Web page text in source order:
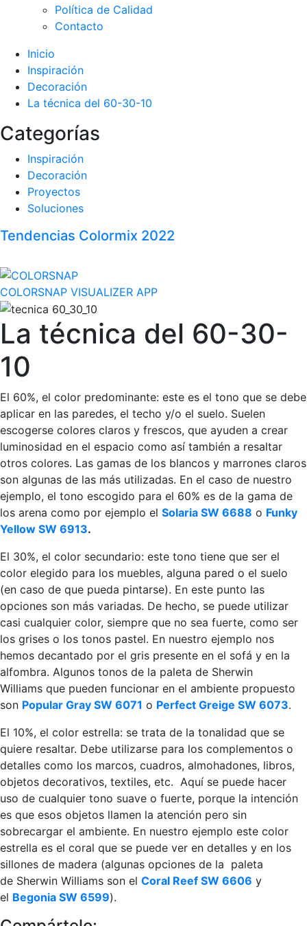
Política de Calidad
Contacto
Inicio
Inspiración
Decoración
La técnica del 60-30-10
Categorías
Inspiración
Decoración
Proyectos
Soluciones
Tendencias Colormix 2022
COLORSNAP VISUALIZER APP
La técnica del 60-30-
10
El 60%, el color predominante: este es el tono que se debe
aplicar en las paredes, el techo y/o el suelo. Suelen
escogerse colores claros y frescos, que ayuden a crear
luminosidad en el espacio como así también a resaltar
otros colores. Las gamas de los blancos y marrones claros
son algunas de las más utilizadas. En el caso de nuestro
ejemplo, el tono escogido para el 60% es de la gama de
los arena como por ejemplo el Solaria SW 6688 o Funky
Yellow SW 6913.
El 30%, el color secundario: este tono tiene que ser el
color elegido para los muebles, alguna pared o el suelo
(en caso de que pueda pintarse). En este punto las
opciones son más variadas. De hecho, se puede utilizar
casi cualquier color, siempre que no sea fuerte, como ser
los grises o los tonos pastel. En nuestro ejemplo nos
hemos decantado por el gris presente en el sofá y en la
alfombra. Algunos tonos de la paleta de Sherwin
Williams que pueden funcionar en el ambiente propuesto
son Popular Gray SW 6071 o Perfect Greige SW 6073.
El 10%, el color estrella: se trata de la tonalidad que se
quiere resaltar. Debe utilizarse para los complementos o
detalles como los marcos, cuadros, almohadones, libros,
objetos decorativos, textiles, etc. Aquí se puede hacer
uso de cualquier tono suave o fuerte, porque la intención
es que esos objetos llamen la atención pero sin
sobrecargar el ambiente. En nuestro ejemplo este color
estrella es el coral que se puede ver en detalles y en los
sillones de madera (algunas opciones de la paleta
de Sherwin Williams son el Coral Reef SW 6606 y
el Begonia SW 6599).